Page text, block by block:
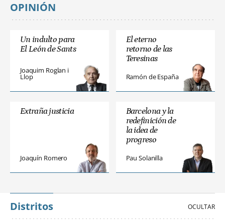
OPINIÓN
Un indulto para
El León de Sants
Joaquim Roglan i
Llop
El eterno
retorno de las
Teresinas
Ramón de España
Extraña justicia
Joaquín Romero
Barcelona y la
redefinición de
la idea de
progreso
Pau Solanilla
Distritos